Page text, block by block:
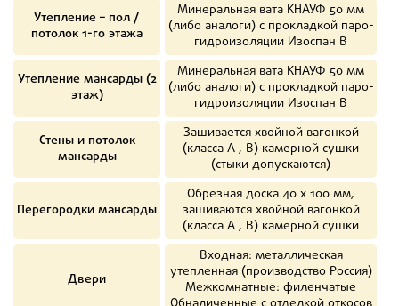
Утепление – пол /
потолок 1-го этажа
Минеральная вата КНАУФ 50 мм
(либо аналоги) с прокладкой паро-
гидроизоляции Изоспан В
Утепление мансарды (2
этаж)
Минеральная вата КНАУФ 50 мм
(либо аналоги) с прокладкой паро-
гидроизоляции Изоспан В
Стены и потолок
мансарды
Зашивается хвойной вагонкой
(класса А , В) камерной сушки
(стыки допускаются)
Перегородки мансарды
Обрезная доска 40 х 100 мм,
зашиваются хвойной вагонкой
(класса А , В) камерной сушки
Двери
Входная: металлическая
утепленная (производство Россия)
Межкомнатные: филенчатые